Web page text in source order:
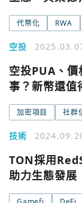
代幣化 RWA
空投
空投PUA、
事？新幣還值
加密項目 社群
技術
TON採用
助力生態發展
今日熱門
您已閒置5分鐘
今日熱門